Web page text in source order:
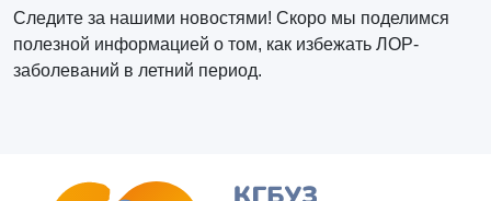
Следите за нашими новостями! Скоро мы поделимся
полезной информацией о том, как избежать ЛОР-
заболеваний в летний период.